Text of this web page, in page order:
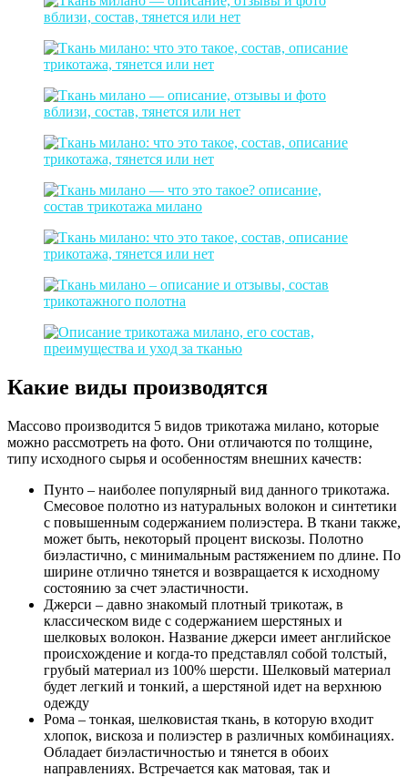
Какие виды производятся
Массово производится 5 видов трикотажа милано, которые
можно рассмотреть на фото. Они отличаются по толщине,
типу исходного сырья и особенностям внешних качеств:
Пунто – наиболее популярный вид данного трикотажа.
Смесовое полотно из натуральных волокон и синтетики
с повышенным содержанием полиэстера. В ткани также,
может быть, некоторый процент вискозы. Полотно
биэластично, с минимальным растяжением по длине. По
ширине отлично тянется и возвращается к исходному
состоянию за счет эластичности.
Джерси – давно знакомый плотный трикотаж, в
классическом виде с содержанием шерстяных и
шелковых волокон. Название джерси имеет английское
происхождение и когда-то представлял собой толстый,
грубый материал из 100% шерсти. Шелковый материал
будет легкий и тонкий, а шерстяной идет на верхнюю
одежду
Рома – тонкая, шелковистая ткань, в которую входит
хлопок, вискоза и полиэстер в различных комбинациях.
Обладает биэластичностью и тянется в обоих
направлениях. Встречается как матовая, так и